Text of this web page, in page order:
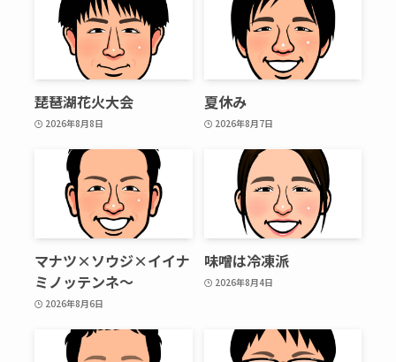
琵琶湖花火大会
2026年8月8日
夏休み
2026年8月7日
マナツ×ソウジ×イイナ
ミノッテンネ～
2026年8月6日
味噌は冷凍派
2026年8月4日